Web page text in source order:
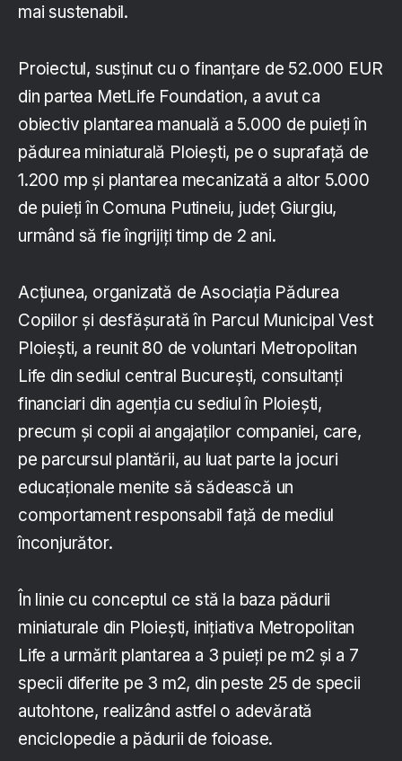
mai sustenabil.
Proiectul, susținut cu o finanțare de 52.000 EUR
din partea MetLife Foundation, a avut ca
obiectiv plantarea manuală a 5.000 de puieți în
pădurea miniaturală Ploiești, pe o suprafață de
1.200 mp și plantarea mecanizată a altor 5.000
de puieți în Comuna Putineiu, județ Giurgiu,
urmând să fie îngrijiți timp de 2 ani.
Acțiunea, organizată de Asociația Pădurea
Copiilor și desfășurată în Parcul Municipal Vest
Ploiești, a reunit 80 de voluntari Metropolitan
Life din sediul central București, consultanți
financiari din agenția cu sediul în Ploiești,
precum și copii ai angajaților companiei, care,
pe parcursul plantării, au luat parte la jocuri
educaționale menite să sădească un
comportament responsabil față de mediul
înconjurător.
În linie cu conceptul ce stă la baza pădurii
miniaturale din Ploiești, inițiativa Metropolitan
Life a urmărit plantarea a 3 puieți pe m2 și a 7
specii diferite pe 3 m2, din peste 25 de specii
autohtone, realizând astfel o adevărată
enciclopedie a pădurii de foioase.